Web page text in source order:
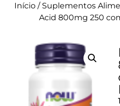
Início/ Suplementos
Acid 800mg 250